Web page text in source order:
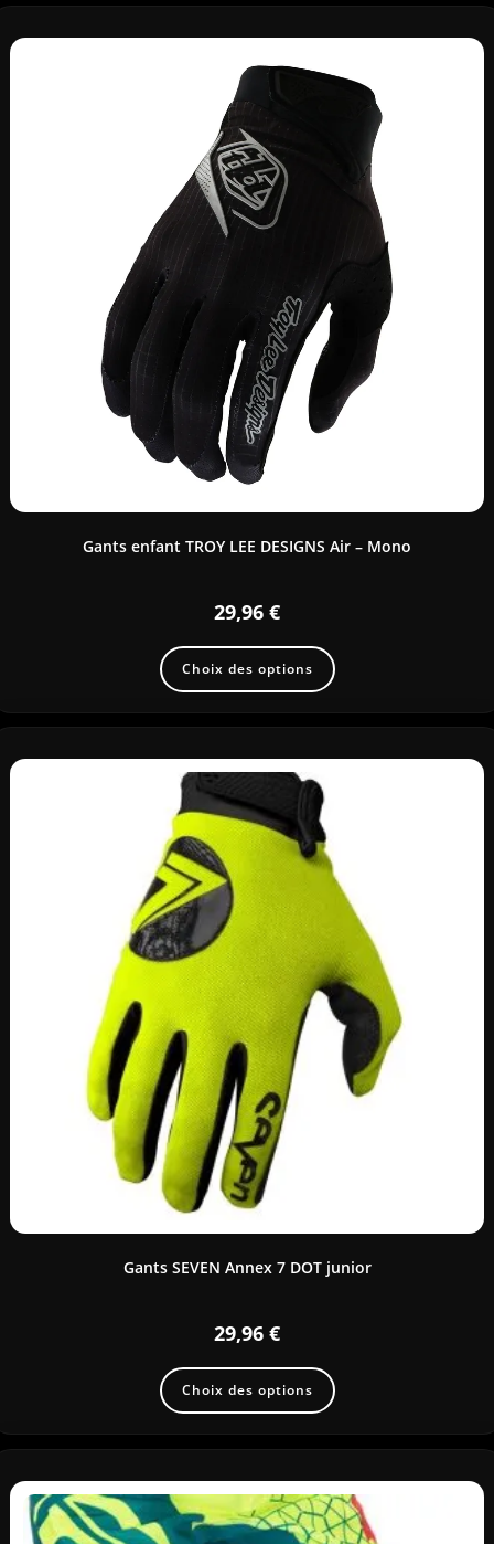
Gants enfant TROY LEE DESIGNS Air – Mono
29,96 €
Choix des options
Gants SEVEN Annex 7 DOT junior
29,96 €
Choix des options